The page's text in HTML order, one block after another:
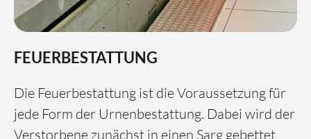
FEUERBESTATTUNG
Die Feuerbestattung ist die Voraussetzung für
jede Form der Urnenbestattung. Dabei wird der
Verstorbene zunächst in einen Sarg gebettet